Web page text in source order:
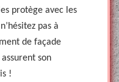
protège avec les
pas à
de façade
son
!